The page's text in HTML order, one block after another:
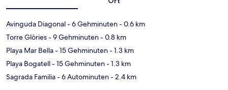
Avinguda Diagonal- 6 Gehminuten- 0.6 km
Torre Glòries- 9 Gehminuten- 0.8 km
Playa Mar Bella- 15 Gehminuten- 1.3 km
Playa Bogatell- 15 Gehminuten- 1.3 km
Sagrada Familia- 6 Autominuten- 2.4 km